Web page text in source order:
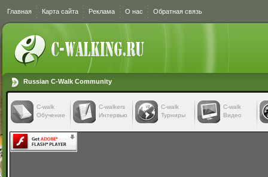
Главная Карта сайта Реклама О нас Обратная связь
Russian C-Walk Community
C-walk
Обучение
C-walkers
Интервью
С-walk
Турниры
С-walk
Видео